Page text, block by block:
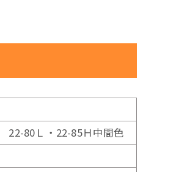
80Ｌ・22-85Ｈ中間色